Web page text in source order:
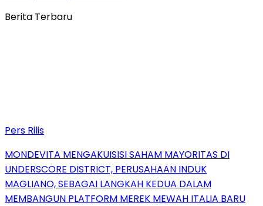
Berita Terbaru
Pers Rilis
MONDEVITA MENGAKUISISI SAHAM MAYORITAS DI
UNDERSCORE DISTRICT, PERUSAHAAN INDUK
MAGLIANO, SEBAGAI LANGKAH KEDUA DALAM
MEMBANGUN PLATFORM MEREK MEWAH ITALIA BARU